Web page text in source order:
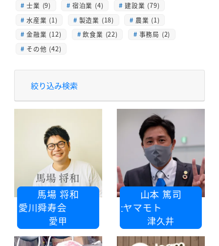
士業 (9)
宿泊業 (4)
建設業 (79)
水産業 (1)
製造業 (18)
農業 (1)
金融業 (12)
飲食業 (22)
事務局 (2)
その他 (42)
絞り込み検索
馬場 将和
愛川舜寿会
愛甲
山本 篤司
株式会社ヤマモト
津久井